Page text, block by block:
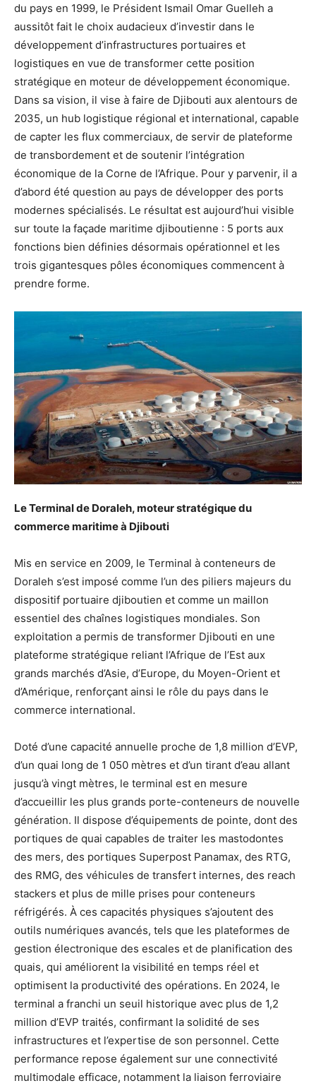
du pays en 1999, le Président Ismail Omar Guelleh a
aussitôt fait le choix audacieux d’investir dans le
développement d’infrastructures portuaires et
logistiques en vue de transformer cette position
stratégique en moteur de développement économique.
Dans sa vision, il vise à faire de Djibouti aux alentours de
2035, un hub logistique régional et international, capable
de capter les flux commerciaux, de servir de plateforme
de transbordement et de soutenir l’intégration
économique de la Corne de l’Afrique. Pour y parvenir, il a
d’abord été question au pays de développer des ports
modernes spécialisés. Le résultat est aujourd’hui visible
sur toute la façade maritime djiboutienne : 5 ports aux
fonctions bien définies désormais opérationnel et les
trois gigantesques pôles économiques commencent à
prendre forme.
Le Terminal de Doraleh, moteur stratégique du
commerce maritime à Djibouti
Mis en service en 2009, le Terminal à conteneurs de
Doraleh s’est imposé comme l’un des piliers majeurs du
dispositif portuaire djiboutien et comme un maillon
essentiel des chaînes logistiques mondiales. Son
exploitation a permis de transformer Djibouti en une
plateforme stratégique reliant l’Afrique de l’Est aux
grands marchés d’Asie, d’Europe, du Moyen-Orient et
d’Amérique, renforçant ainsi le rôle du pays dans le
commerce international.
Doté d’une capacité annuelle proche de 1,8 million d’EVP,
d’un quai long de 1 050 mètres et d’un tirant d’eau allant
jusqu’à vingt mètres, le terminal est en mesure
d’accueillir les plus grands porte-conteneurs de nouvelle
génération. Il dispose d’équipements de pointe, dont des
portiques de quai capables de traiter les mastodontes
des mers, des portiques Superpost Panamax, des RTG,
des RMG, des véhicules de transfert internes, des reach
stackers et plus de mille prises pour conteneurs
réfrigérés. À ces capacités physiques s’ajoutent des
outils numériques avancés, tels que les plateformes de
gestion électronique des escales et de planification des
quais, qui améliorent la visibilité en temps réel et
optimisent la productivité des opérations. En 2024, le
terminal a franchi un seuil historique avec plus de 1,2
million d’EVP traités, confirmant la solidité de ses
infrastructures et l’expertise de son personnel. Cette
performance repose également sur une connectivité
multimodale efficace, notamment la liaison ferroviaire